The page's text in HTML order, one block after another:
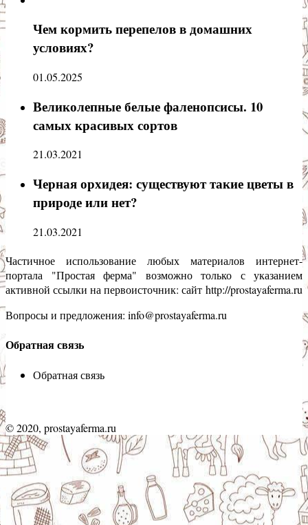
Чем кормить перепелов в домашних
условиях?
01.05.2025
Великолепные белые фаленопсисы. 10
самых красивых сортов
21.03.2021
Черная орхидея: существуют такие цветы в
природе или нет?
21.03.2021
Частичное использование любых материалов интернет-
портала "Простая ферма" возможно только с указанием
активной ссылки на первоисточник: сайт http://prostayaferma.ru
Вопросы и предложения: info@prostayaferma.ru
Обратная связь
Обратная связь
© 2020, prostayaferma.ru